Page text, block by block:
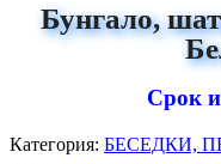
Бунгало,
Срок
Категория: БЕСЕДКИ,